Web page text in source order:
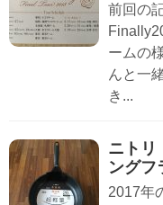
前回の
ームの
んと一
き...
ニト
ング
2017年